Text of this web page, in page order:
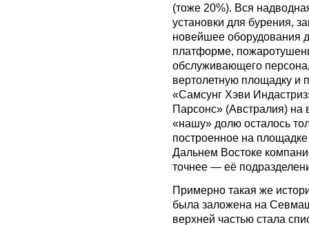
(тоже 20%). Вся
установки для бурения,
новейшее оборудования
платформе,
обслуживающего
вертолетную площадку и
«Самсунг Хэви
Парсонс» (Австралия) на
«нашу» долю осталось
построенное на
Дальнем Востоке
точнее — её
Примерно такая же
была заложена на
верхней частью стала